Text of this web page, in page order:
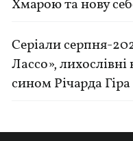
Хмарою та нову
Серіали серпня-
Лассо»,
сином Річарда Гіра